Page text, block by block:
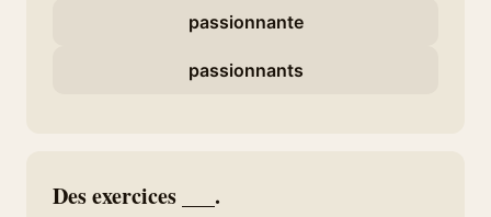
passionnante
passionnants
Des exercices ___.